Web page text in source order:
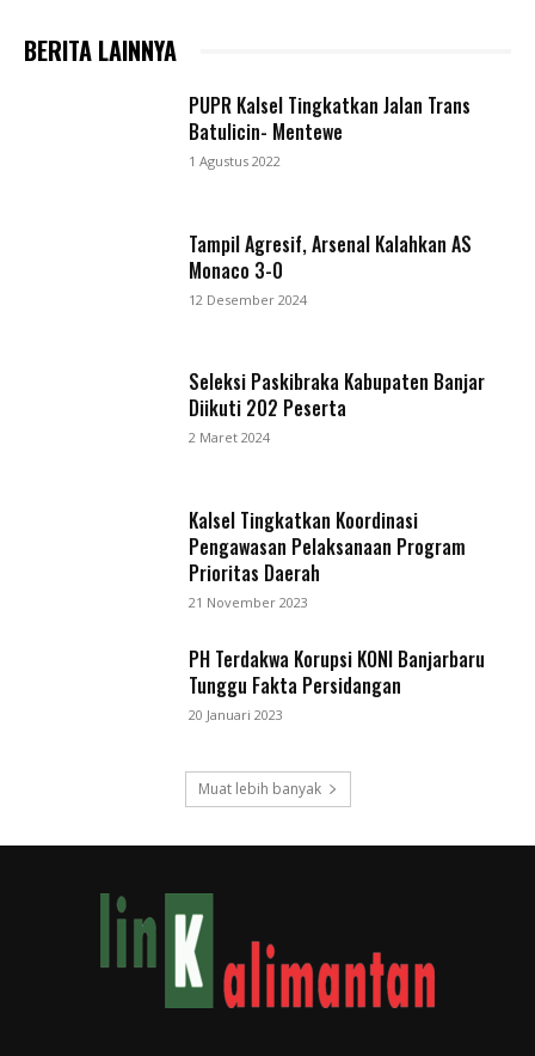
BERITA LAINNYA
PUPR Kalsel Tingkatkan Jalan Trans
Batulicin- Mentewe
1 Agustus 2022
Tampil Agresif, Arsenal Kalahkan AS
Monaco 3-0
12 Desember 2024
Seleksi Paskibraka Kabupaten Banjar
Diikuti 202 Peserta
2 Maret 2024
Kalsel Tingkatkan Koordinasi
Pengawasan Pelaksanaan Program
Prioritas Daerah
21 November 2023
PH Terdakwa Korupsi KONI Banjarbaru
Tunggu Fakta Persidangan
20 Januari 2023
Muat lebih banyak